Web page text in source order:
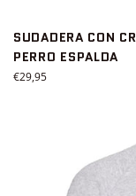
SUDADERA CON
PERRO ESPALDA
Precio
€29,95